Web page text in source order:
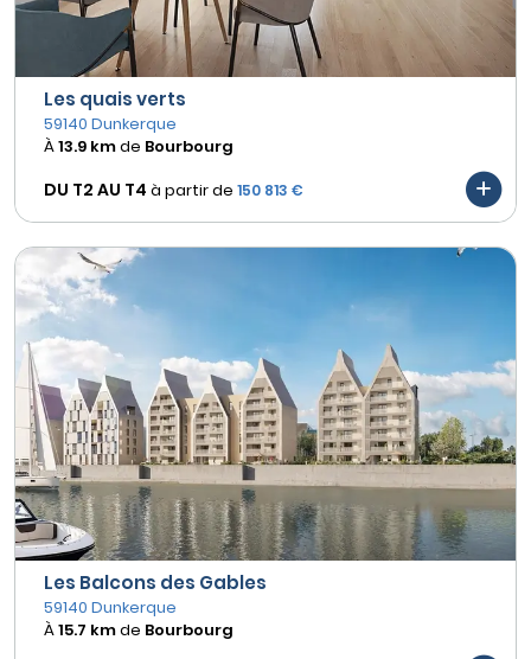
Les quais verts
59140 Dunkerque
À13.9 kmde Bourbourg
DU T2 AU T4 à partir de 150 813 €
Les Balcons des Gables
59140 Dunkerque
À15.7 kmde Bourbourg